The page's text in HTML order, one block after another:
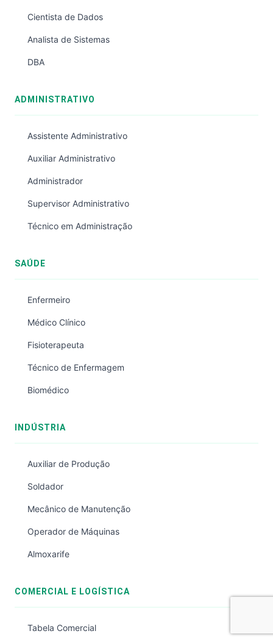
Cientista de Dados
Analista de Sistemas
DBA
ADMINISTRATIVO
Assistente Administrativo
Auxiliar Administrativo
Administrador
Supervisor Administrativo
Técnico em Administração
SAÚDE
Enfermeiro
Médico Clínico
Fisioterapeuta
Técnico de Enfermagem
Biomédico
INDÚSTRIA
Auxiliar de Produção
Soldador
Mecânico de Manutenção
Operador de Máquinas
Almoxarife
COMERCIAL E LOGÍSTICA
Tabela Comercial